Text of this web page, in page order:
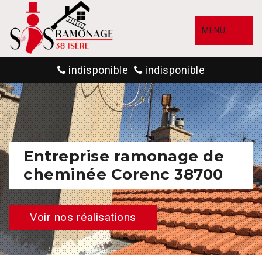
MENU
indisponible indisponible
Entreprise ramonage de
cheminée Corenc 38700
Voir nos réalisations